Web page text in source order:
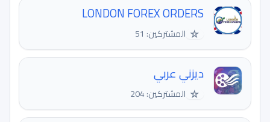
LONDON FOREX ORDERS
☆ المشتركين: 51
ديزني عربي
☆ المشتركين: 204